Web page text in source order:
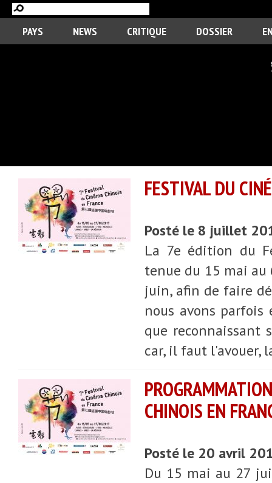
PAYS NEWS CRITIQUE DOSSIER
FESTIVAL DU
Posté le 8 juillet
La 7e édition du
tenue du 15 mai au
juin, afin de faire
nous avons
que reconnaissant
car, il faut l'avouer,
CHINOIS EN
Posté le 20 avril
Du 15 mai au 27